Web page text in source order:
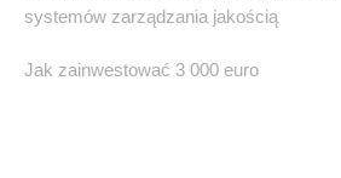
systemów zarządzania jakością
Jak zainwestować 3 000 euro